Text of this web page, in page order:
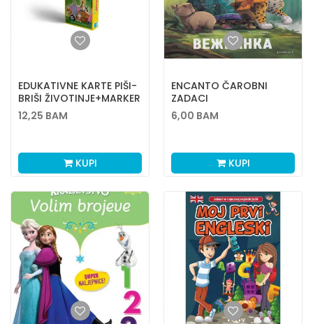
EDUKATIVNE KARTE PIŠI-
BRIŠI ŽIVOTINJE+MARKER
12,25 BAM
KUPI
ENCANTO ČAROBNI
ZADACI
6,00 BAM
KUPI